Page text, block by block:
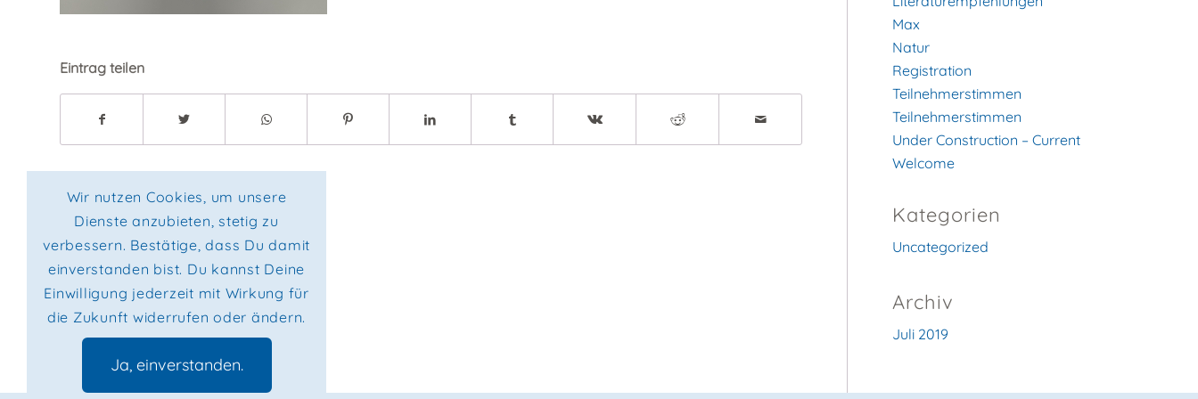
Eintrag teilen
Max
Natur
Registration
Teilnehmerstimmen
Teilnehmerstimmen
Under Construction – Current
Welcome
Kategorien
Uncategorized
Archiv
Juli 2019
Wir nutzen Cookies, um unsere
Dienste anzubieten, stetig zu
verbessern. Bestätige, dass Du damit
einverstanden bist. Du kannst Deine
Einwilligung jederzeit mit Wirkung für
die Zukunft widerrufen oder ändern.
Ja, einverstanden.